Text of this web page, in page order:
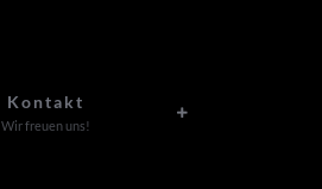
Kontakt
Wir freuen uns!